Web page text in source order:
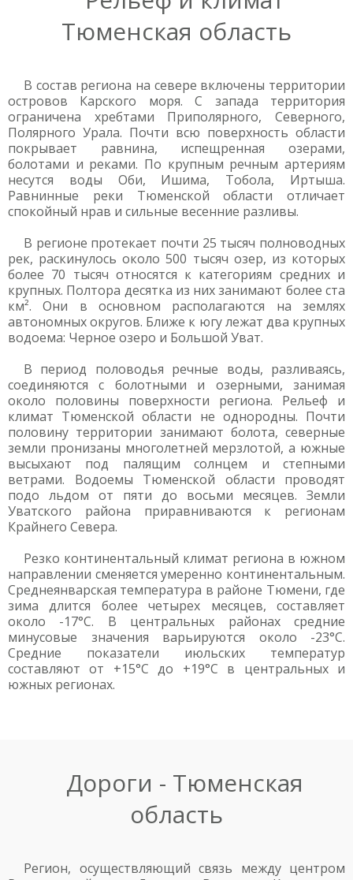
Тюменская область
В состав региона на севере включены территории
островов Карского моря. С запада территория
ограничена хребтами Приполярного, Северного,
Полярного Урала. Почти всю поверхность области
покрывает равнина, испещренная озерами,
болотами и реками. По крупным речным артериям
несутся воды Оби, Ишима, Тобола, Иртыша.
Равнинные реки Тюменской области отличает
спокойный нрав и сильные весенние разливы.
В регионе протекает почти 25 тысяч полноводных
рек, раскинулось около 500 тысяч озер, из которых
более 70 тысяч относятся к категориям средних и
крупных. Полтора десятка из них занимают более ста
км². Они в основном располагаются на землях
автономных округов. Ближе к югу лежат два крупных
водоема: Черное озеро и Большой Уват.
В период половодья речные воды, разливаясь,
соединяются с болотными и озерными, занимая
около половины поверхности региона. Рельеф и
климат Тюменской области не однородны. Почти
половину территории занимают болота, северные
земли пронизаны многолетней мерзлотой, а южные
высыхают под палящим солнцем и степными
ветрами. Водоемы Тюменской области проводят
подо льдом от пяти до восьми месяцев. Земли
Уватского района приравниваются к регионам
Крайнего Севера.
Резко континентальный климат региона в южном
направлении сменяется умеренно континентальным.
Среднеянварская температура в районе Тюмени, где
зима длится более четырех месяцев, составляет
около -17°С. В центральных районах средние
минусовые значения варьируются около -23°С.
Средние показатели июльских температур
составляют от +15°С до +19°С в центральных и
южных регионах.
Дороги - Тюменская
область
Регион, осуществляющий связь между центром